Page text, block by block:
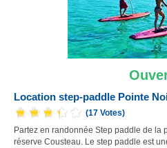
Location step-paddle Pointe
(17 Votes)
Partez en randonnée Step paddle de la
réserve Cousteau. Le step paddle est